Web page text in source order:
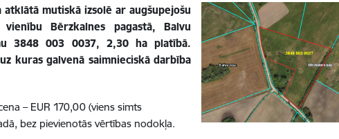
atklātā mutiskā izsolē ar augšupejošu
Bērzkalnes pagastā, Balvu
3848 003 0037, 2,30 ha platībā.
kuras galvenā saimnieciskā darbība
– EUR170,00 (viens simts
bez pievienotās vērtības nodokļa.